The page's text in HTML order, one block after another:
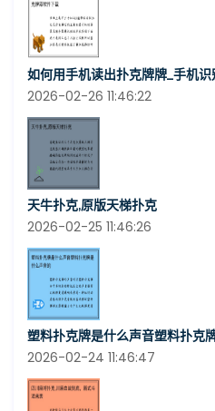
如何用手机读出扑克牌牌_手机
2026-02-26 11:46:22
天牛扑克,原版天梯扑克
2026-02-25 11:46:26
塑料扑克牌是什么声音塑料扑克
2026-02-24 11:46:47